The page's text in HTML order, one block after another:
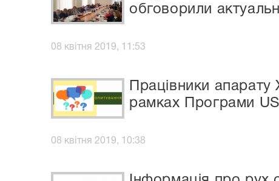
обговорили
08 квітня 2019, 11:53
Працівники
рамках Програми
08 квітня 2019, 10:38